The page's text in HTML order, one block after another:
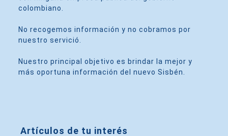
colombiano.
No recogemos información y no cobramos por
nuestro servició.
Nuestro principal objetivo es brindar la mejor y
más oportuna información del nuevo Sisbén.
Artículos de tu interés